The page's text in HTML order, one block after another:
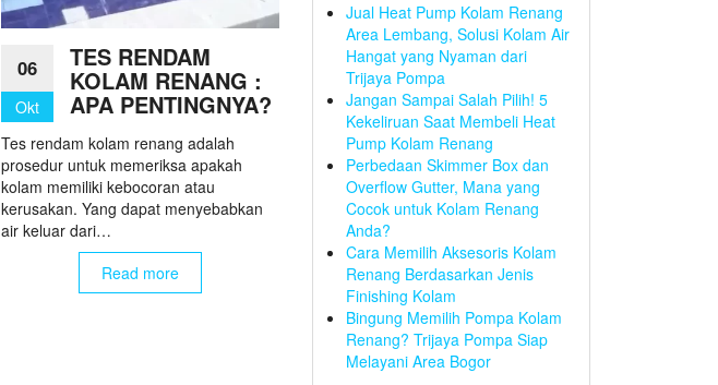
06
Okt
TES RENDAM
KOLAM RENANG :
APA PENTINGNYA?
Tes rendam kolam renang adalah
prosedur untuk memeriksa apakah
kolam memiliki kebocoran atau
kerusakan. Yang dapat menyebabkan
air keluar dari…
Read more
Jual Heat Pump Kolam Renang
Area Lembang, Solusi Kolam Air
Hangat yang Nyaman dari
Trijaya Pompa
Jangan Sampai Salah Pilih! 5
Kekeliruan Saat Membeli Heat
Pump Kolam Renang
Perbedaan Skimmer Box dan
Overflow Gutter, Mana yang
Cocok untuk Kolam Renang
Anda?
Cara Memilih Aksesoris Kolam
Renang Berdasarkan Jenis
Finishing Kolam
Bingung Memilih Pompa Kolam
Renang? Trijaya Pompa Siap
Melayani Area Bogor